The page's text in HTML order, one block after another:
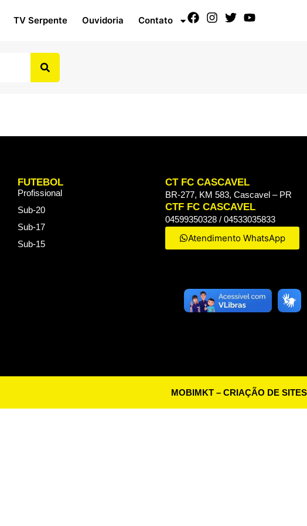
TV Serpente Ouvidoria Contato
FUTEBOL
Profissional
Sub-20
Sub-17
Sub-15
CT FC CASCAVEL
BR-277, KM 583, Cascavel – PR
CTF FC CASCAVEL
04599350328 / 04533035833
Atendimento WhatsApp
MOBIMKT – CRIAÇÃO DE SITES